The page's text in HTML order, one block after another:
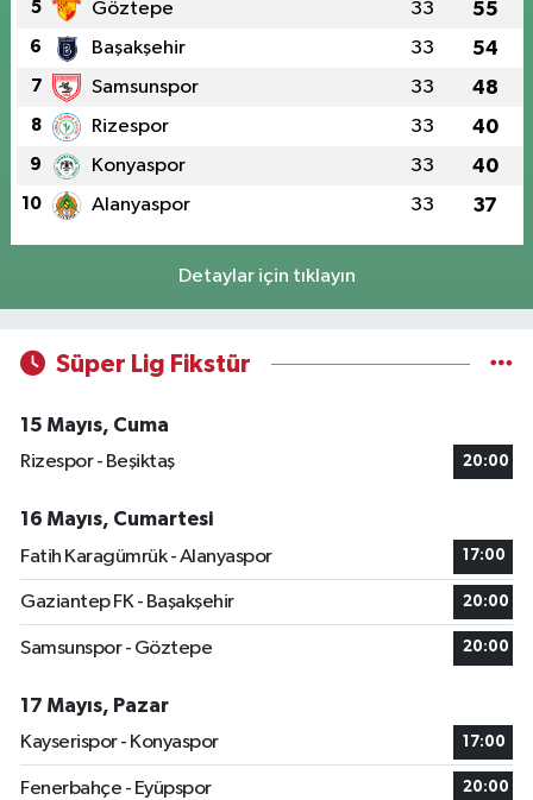
5 Göztepe 33 55
6 Başakşehir 33 54
7 Samsunspor 33 48
8 Rizespor 33 40
9 Konyaspor 33 40
10 Alanyaspor 33 37
Detaylar için tıklayın
Süper Lig Fikstür
15 Mayıs, Cuma
Rizespor - Beşiktaş
20:00
16 Mayıs, Cumartesi
Fatih Karagümrük - Alanyaspor
17:00
Gaziantep FK - Başakşehir 20:00
Samsunspor - Göztepe 20:00
17 Mayıs, Pazar
Kayserispor - Konyaspor
17:00
Fenerbahçe - Eyüpspor 20:00